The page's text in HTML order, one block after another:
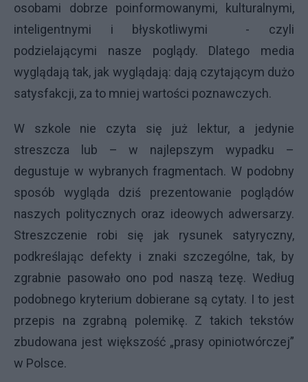
osobami dobrze poinformowanymi, kulturalnymi,
inteligentnymi i błyskotliwymi - czyli
podzielającymi nasze poglądy. Dlatego media
wyglądają tak, jak wyglądają: dają czytającym dużo
satysfakcji, za to mniej wartości poznawczych.
W szkole nie czyta się już lektur, a jedynie
streszcza lub – w najlepszym wypadku –
degustuje w wybranych fragmentach. W podobny
sposób wygląda dziś prezentowanie poglądów
naszych politycznych oraz ideowych adwersarzy.
Streszczenie robi się jak rysunek satyryczny,
podkreślając defekty i znaki szczególne, tak, by
zgrabnie pasowało ono pod naszą tezę. Według
podobnego kryterium dobierane są cytaty. I to jest
przepis na zgrabną polemikę. Z takich tekstów
zbudowana jest większość „prasy opiniotwórczej”
w Polsce.